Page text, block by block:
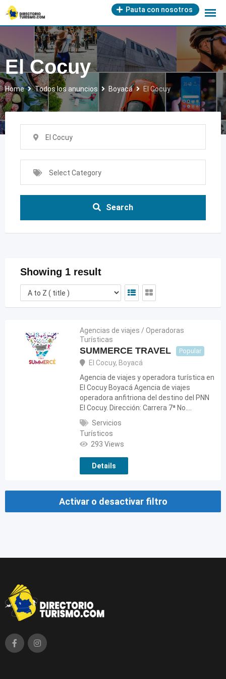
Skip
to
content
Pauta con nosotros
El Cocuy
Home Todos los anuncios Boyacá El Cocuy
El Cocuy
Select Category
Search
Showing 1 result
Agencias de viajes / Operadoras
Turísticas
SUMMERCE TRAVEL Popular
El Cocuy, Boyacá
Agencia de viajes y operadora turística en
El Cocuy Boyacá Agencia de viajes
operadora anfitriona del destino del PNN
El Cocuy. Dirección: Carrera 7ª No.…
Servicios
Turísticos
293 Views
Details
Activar o desactivar filtro